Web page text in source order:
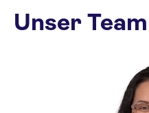
Unser Team